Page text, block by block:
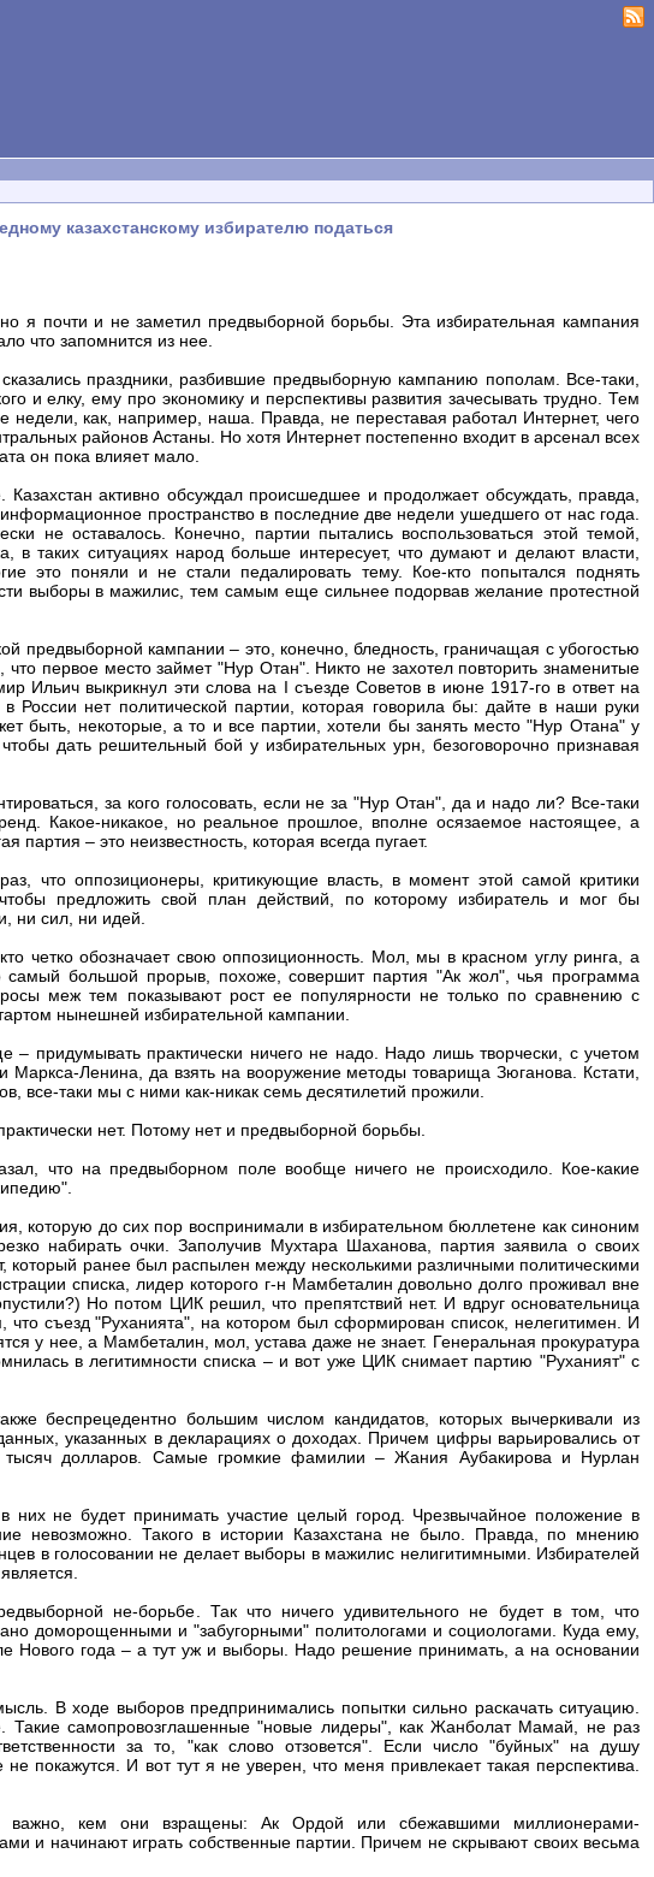
казахстанскому избирателю податься
я почти и не заметил предвыборной борьбы. Эта избирательная кампания
что запомнится из нее.
праздники, разбившие предвыборную кампанию пополам. Все-таки,
и елку, ему про экономику и перспективы развития зачесывать трудно. Тем
как, например, наша. Правда, не переставая работал Интернет, чего
районов Астаны. Но хотя Интернет постепенно входит в арсенал всех
он пока влияет мало.
активно обсуждал происшедшее и продолжает обсуждать, правда,
пространство в последние две недели ушедшего от нас года.
не оставалось. Конечно, партии пытались воспользоваться этой темой,
в таких ситуациях народ больше интересует, что думают и делают власти,
это поняли и не стали педалировать тему. Кое-кто попытался поднять
выборы в мажилис, тем самым еще сильнее подорвав желание протестной
предвыборной кампании – это, конечно, бледность, граничащая с убогостью
первое место займет "Нур Отан". Никто не захотел повторить знаменитые
Ильич выкрикнул эти слова на I съезде Советов в июне 1917-го в ответ на
нет политической партии, которая говорила бы: дайте в наши руки
быть, некоторые, а то и все партии, хотели бы занять место "Нур Отана" у
дать решительный бой у избирательных урн, безоговорочно признавая
за кого голосовать, если не за "Нур Отан", да и надо ли? Все-таки
Какое-никакое, но реальное прошлое, вполне осязаемое настоящее, а
– это неизвестность, которая всегда пугает.
что оппозиционеры, критикующие власть, в момент этой самой критики
предложить свой план действий, по которому избиратель и мог бы
ни сил, ни идей.
четко обозначает свою оппозиционность. Мол, мы в красном углу ринга, а
большой прорыв, похоже, совершит партия "Ак жол", чья программа
меж тем показывают рост ее популярности не только по сравнению с
нынешней избирательной кампании.
придумывать практически ничего не надо. Надо лишь творчески, с учетом
Ленина, да взять на вооружение методы товарища Зюганова. Кстати,
все-таки мы с ними как-никак семь десятилетий прожили.
нет. Потому нет и предвыборной борьбы.
что на предвыборном поле вообще ничего не происходило. Кое-какие
которую до сих пор воспринимали в избирательном бюллетене как синоним
набирать очки. Заполучив Мухтара Шаханова, партия заявила о своих
который ранее был распылен между несколькими различными политическими
списка, лидер которого г-н Мамбеталин довольно долго проживал вне
Но потом ЦИК решил, что препятствий нет. И вдруг основательница
съезд "Руханията", на котором был сформирован список, нелегитимен. И
у нее, а Мамбеталин, мол, устава даже не знает. Генеральная прокуратура
в легитимности списка – и вот уже ЦИК снимает партию "Руханият" с
беспрецедентно большим числом кандидатов, которых вычеркивали из
указанных в декларациях о доходах. Причем цифры варьировались от
тысяч долларов. Самые громкие фамилии – Жания Аубакирова и Нурлан
не будет принимать участие целый город. Чрезвычайное положение в
невозможно. Такого в истории Казахстана не было. Правда, по мнению
в голосовании не делает выборы в мажилис нелигитимными. Избирателей
не-борьбе. Так что ничего удивительного не будет в том, что
доморощенными и "забугорными" политологами и социологами. Куда ему,
Нового года – а тут уж и выборы. Надо решение принимать, а на основании
В ходе выборов предпринимались попытки сильно раскачать ситуацию.
Такие самопровозглашенные "новые лидеры", как Жанболат Мамай, не раз
за то, "как слово отзовется". Если число "буйных" на душу
покажутся. И вот тут я не уверен, что меня привлекает такая перспектива.
кем они взращены: Ак Ордой или сбежавшими миллионерами-
и начинают играть собственные партии. Причем не скрывают своих весьма